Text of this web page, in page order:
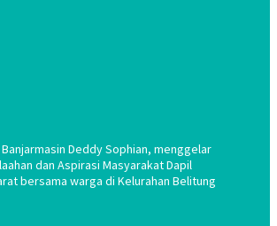
Banjarmasin Deddy Sophian, menggelar
dan Aspirasi Masyarakat Dapil
bersama warga di Kelurahan Belitung